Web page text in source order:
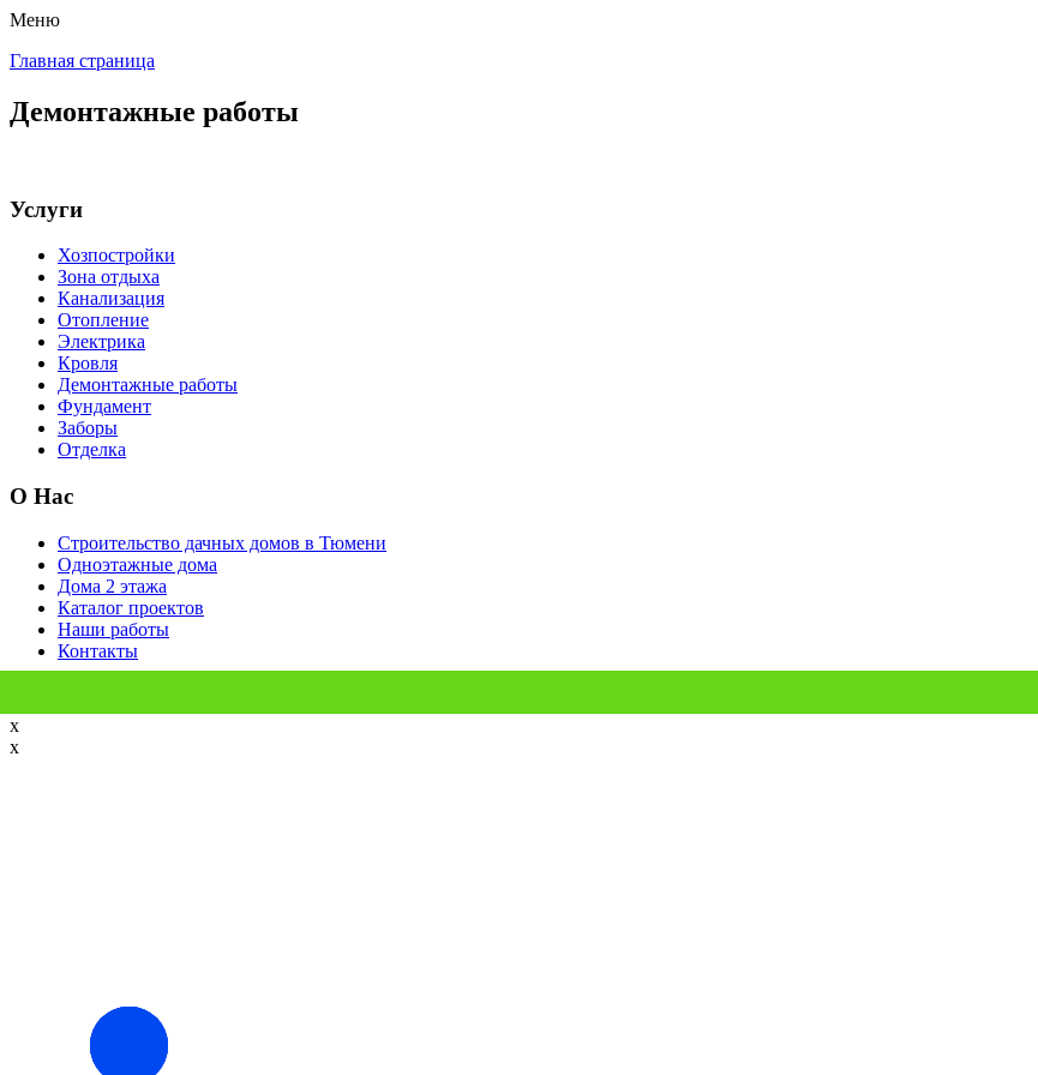
Перейти
содержимому
Меню
Главная страница
Демонтажные работы
Услуги
Хозпостройки
Зона отдыха
Канализация
Отопление
Электрика
Кровля
Демонтажные работы
Фундамент
Заборы
Отделка
О Нас
Строительство дачных домов в Тюмени
Одноэтажные дома
Дома 2 этажа
Каталог проектов
Наши работы
Контакты
Заказать
x
x